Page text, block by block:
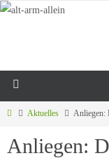
Aktuelles Anliegen:
Anliegen: